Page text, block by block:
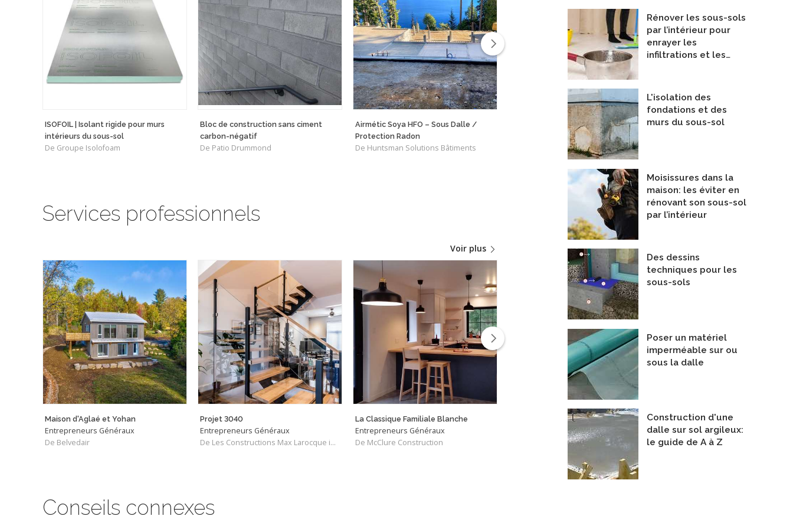
Rénover les sous-sols
par l’intérieur pour
enrayer les
infiltrations et les…
L'isolation des
fondations et des
murs du sous-sol
Moisissures dans la
maison: les éviter en
rénovant son sous-sol
par l’intérieur
Des dessins
techniques pour les
sous-sols
Poser un matériel
imperméable sur ou
sous la dalle
Construction d'une
dalle sur sol argileux:
le guide de A à Z
ISOFOIL | Isolant rigide pour murs
intérieurs du sous-sol
De Groupe Isolofoam
Bloc de construction sans ciment
carbon-négatif
De Patio Drummond
Airmétic Soya HFO – Sous Dalle /
Protection Radon
De Huntsman Solutions Bâtiments
GoliathTech pieux visses Dalle GEO-Passive Slab
Services professionnels
Voir plus
Maison d'Aglaé et Yohan
Entrepreneurs Généraux
De Belvedair
Projet 3040
Entrepreneurs Généraux
De Les Constructions Max Larocque inc.
La Classique Familiale Blanche
Entrepreneurs Généraux
De McClure Construction
Quai 7 Nord, Mont-Saint-Hilaire
Entrepreneurs Généraux
De Le Groupe BBC
Projet Rigolets
Entrepreneurs Généraux
De Métrise Construction
Conseils connexes